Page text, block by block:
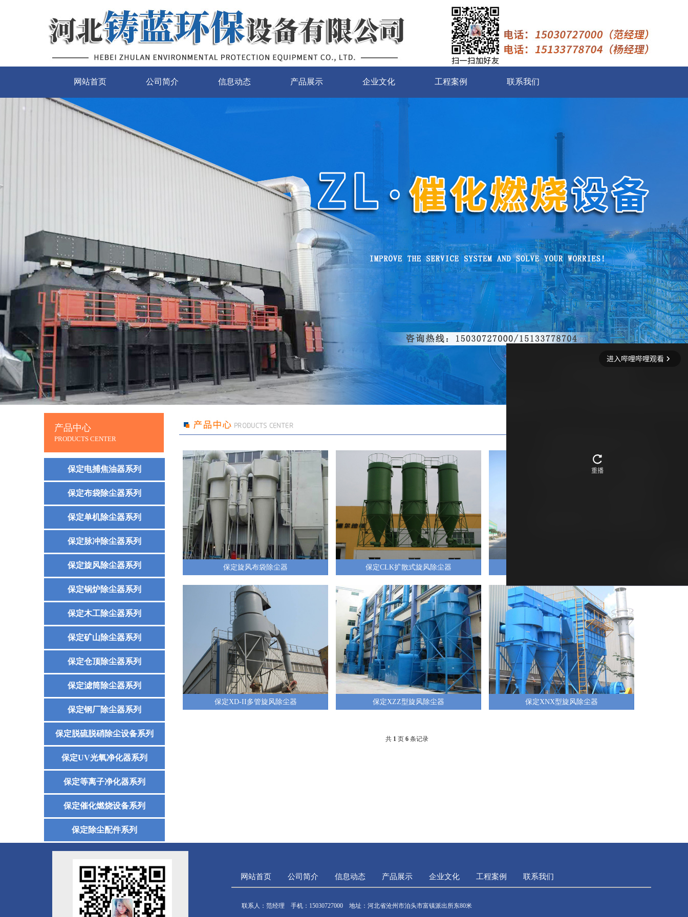
网站首页 公司简介 信息动态 产品展示 企业文化 工程案例 联系我们
产品中心
PRODUCTS CENTER
保定电捕焦油器系列
保定布袋除尘器系列
保定单机除尘器系列
保定脉冲除尘器系列
保定旋风除尘器系列
保定锅炉除尘器系列
保定木工除尘器系列
保定矿山除尘器系列
保定仓顶除尘器系列
保定滤筒除尘器系列
保定钢厂除尘器系列
保定脱硫脱硝除尘设备系列
保定UV光氧净化器系列
保定等离子净化器系列
保定催化燃烧设备系列
保定除尘配件系列
保定旋风布袋除尘器 保定CLK扩散式旋风除尘器
保定XD-II多管旋风除尘器 保定XZZ型旋风除尘器 保定XNX型旋风除尘器
共 1 页 6 条记录
网站首页 公司简介 信息动态 产品展示 企业文化 工程案例 联系我们
联系人：范经理 手机：15030727000 地址：河北省沧州市泊头市富镇派出所东80米